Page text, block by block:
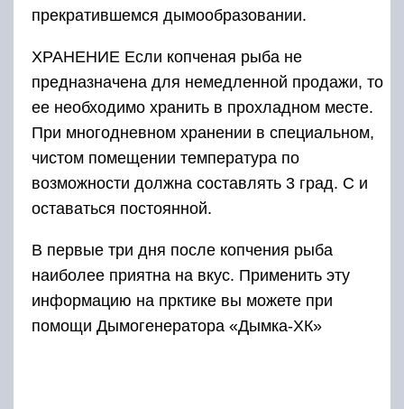
прекратившемся дымообразовании.
ХРАНЕНИЕ Если копченая рыба не
предназначена для немедленной продажи, то
ее необходимо хранить в прохладном месте.
При многодневном хранении в специальном,
чистом помещении температура по
возможности должна составлять 3 град. С и
оставаться постоянной.
В первые три дня после копчения рыба
наиболее приятна на вкус. Применить эту
информацию на прктике вы можете при
помощи Дымогенератора «Дымка-ХК»